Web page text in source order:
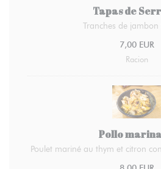
Tapas de
Tranches de jambon
7,00 EUR
Racion
Pollo
Poulet mariné au thym et citron